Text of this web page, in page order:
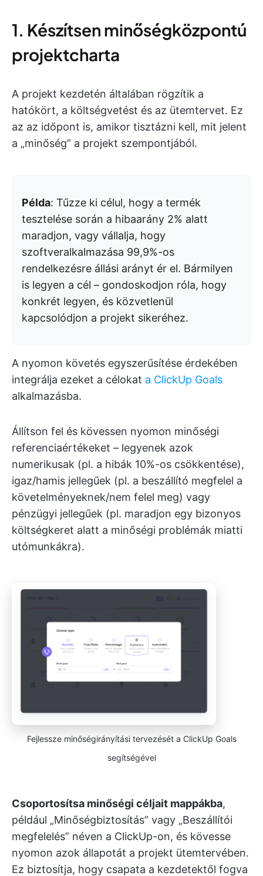
1. Készítsen minőségközpontú
projektcharta
A projekt kezdetén általában rögzítik a
hatókört, a költségvetést és az ütemtervet. Ez
az az időpont is, amikor tisztázni kell, mit jelent
a „minőség” a projekt szempontjából.
Példa: Tűzze ki célul, hogy a termék
tesztelése során a hibaarány 2% alatt
maradjon, vagy vállalja, hogy
szoftveralkalmazása 99,9%-os
rendelkezésre állási arányt ér el. Bármilyen
is legyen a cél – gondoskodjon róla, hogy
konkrét legyen, és közvetlenül
kapcsolódjon a projekt sikeréhez.
A nyomon követés egyszerűsítése érdekében
integrálja ezeket a célokat a ClickUp Goals
alkalmazásba.
Állítson fel és kövessen nyomon minőségi
referenciaértékeket – legyenek azok
numerikusak (pl. a hibák 10%-os csökkentése),
igaz/hamis jellegűek (pl. a beszállító megfelel a
követelményeknek/nem felel meg) vagy
pénzügyi jellegűek (pl. maradjon egy bizonyos
költségkeret alatt a minőségi problémák miatti
utómunkákra).
Fejlessze minőségirányítási tervezését a ClickUp Goals
segítségével
Csoportosítsa minőségi céljait mappákba,
például „Minőségbiztosítás” vagy „Beszállítói
megfelelés” néven a ClickUp-on, és kövesse
nyomon azok állapotát a projekt ütemtervében.
Ez biztosítja, hogy csapata a kezdetektől fogva